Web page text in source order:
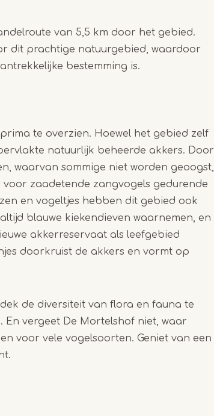
van 5,5 km door het gebied.
dit prachtige natuurgebied, waardoor
bestemming is.
te overzien. Hoewel het gebied zelf
natuurlijk beheerde akkers. Door
waarvan sommige niet worden geoogst,
zaadetende zangvogels gedurende
en vogeltjes hebben dit gebied ook
blauwe kiekendieven waarnemen, en
akkerreservaat als leefgebied
doorkruist de akkers en vormt op
de diversiteit van flora en fauna te
vergeet De Mortelshof niet, waar
voor vele vogelsoorten. Geniet van een